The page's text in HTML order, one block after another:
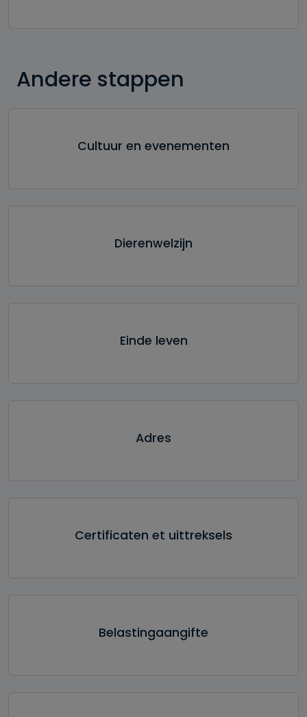
Andere stappen
Cultuur en evenementen
Dierenwelzijn
Einde leven
Adres
Certificaten et uittreksels
Belastingaangifte